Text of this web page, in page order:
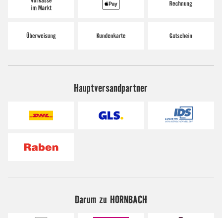
Hauptversandpartner
Darum zu HORNBACH